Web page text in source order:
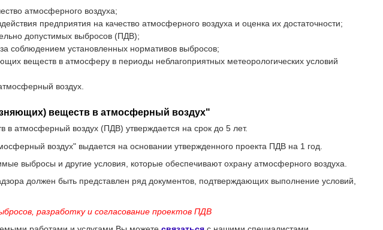
атмосферного воздуха;
предприятия на качество атмосферного воздуха и оценка их достаточности;
допустимых выбросов (ПДВ);
соблюдением установленных нормативов выбросов;
веществ в атмосферу в периоды неблагоприятных метеорологических условий
воздух.
веществ в атмосферный воздух"
атмосферный воздух (ПДВ) утверждается на срок до 5 лет.
воздух" выдается на основании утвержденного проекта ПДВ на 1 год.
выбросы и другие условия, которые обеспечивают охрану атмосферного воздуха.
должен быть представлен ряд документов, подтверждающих выполнение условий,
разработку и согласование проектов ПДВ